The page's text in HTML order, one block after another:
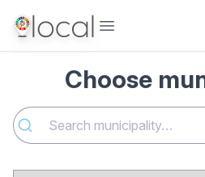
Abrir menu
Choose